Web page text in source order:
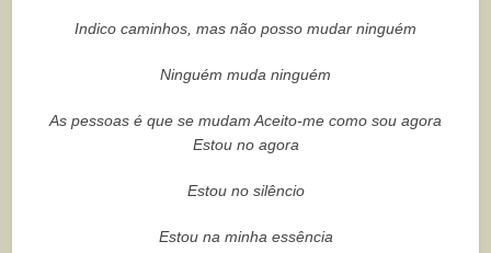
Indico caminhos, mas não posso mudar ninguém
Ninguém muda ninguém
As pessoas é que se mudam Aceito-me como sou agora
Estou no agora
Estou no silêncio
Estou na minha essência